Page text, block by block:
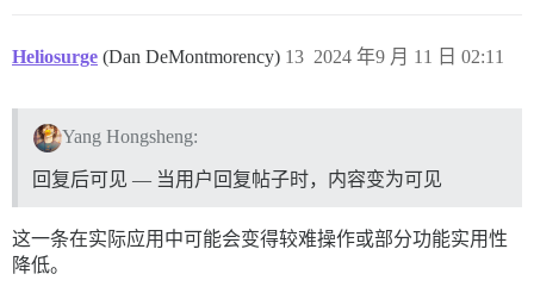
Heliosurge (Dan DeMontmorency) 2024 年9 月 11 日 02:11
13
Yang Hongsheng:
回复后可见 — 当用户回复帖子时，内容变为可见
这一条在实际应用中可能会变得较难操作或部分功能实用性
降低。